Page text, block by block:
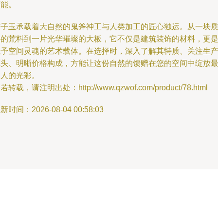
。
玉承载着大自然的鬼斧神工与人类加工的匠心独运。从一块质
荒料到一片光华璀璨的大板，它不仅是建筑装饰的材料，更是
空间灵魂的艺术载体。在选择时，深入了解其特质、关注生产
、明晰价格构成，方能让这份自然的馈赠在您的空间中绽放最
的光彩。
转载，请注明出处：http://www.qzwof.com/product/78.html
时间：2026-08-04 00:58:03